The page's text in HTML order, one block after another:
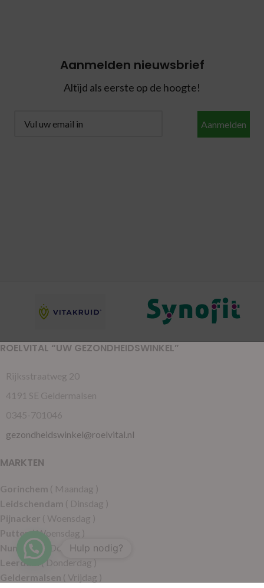
Aanmelden nieuwsbrief
Altijd als eerste op de hoogte!
Aanmelden
ROELVITAL “UW GEZONDHEIDSWINKEL”
Rijksstraatweg 20
4191 SE Geldermalsen
0345-701046
gezondheidswinkel@roelvital.nl
MARKTEN
Gorinchem ( Maandag )
Leidschendam ( Dinsdag )
Pijnacker ( Woensdag )
Putten( Woensdag )
Nunspeet( Donderdag )
Leerdam( Donderdag )
Geldermalsen ( Vrijdag )
Hulp nodig?